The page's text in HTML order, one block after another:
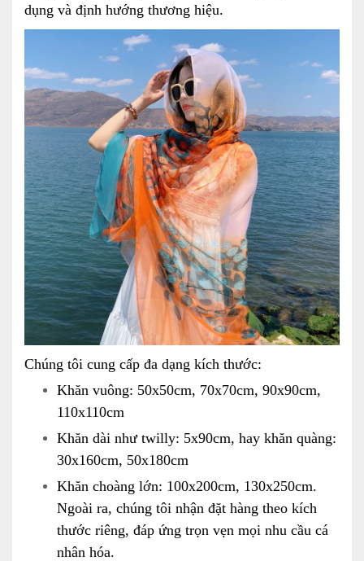
dụng và định hướng thương hiệu.
Chúng tôi cung cấp đa dạng kích thước:
Khăn vuông: 50x50cm, 70x70cm, 90x90cm,
110x110cm
Khăn dài như twilly: 5x90cm, hay khăn quàng:
30x160cm, 50x180cm
Khăn choàng lớn: 100x200cm, 130x250cm.
Ngoài ra, chúng tôi nhận đặt hàng theo kích
thước riêng, đáp ứng trọn vẹn mọi nhu cầu cá
nhân hóa.